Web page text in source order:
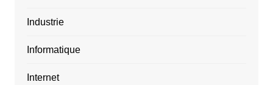
Industrie
Informatique
Internet